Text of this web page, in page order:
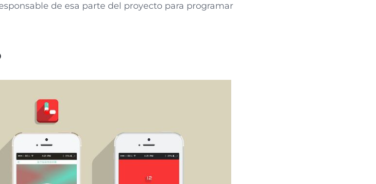
de esa parte del proyecto para programar